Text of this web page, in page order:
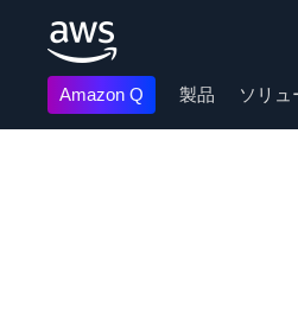
Amazon Q 製品 ソリュ